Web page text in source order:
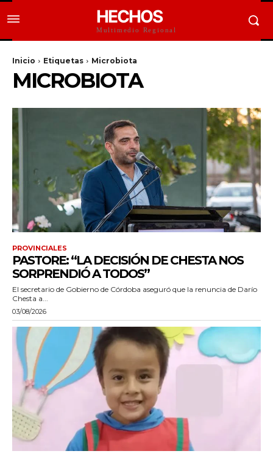
HECHOS
Multimedio Regional
Inicio Etiquetas Microbiota
MICROBIOTA
PROVINCIALES
PASTORE: “LA DECISIÓN DE CHESTA NOS
SORPRENDIÓ A TODOS”
El secretario de Gobierno de Córdoba aseguró que la renuncia de Darío
Chesta a...
03/08/2026